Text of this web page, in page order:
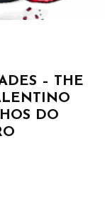
– THE
DO